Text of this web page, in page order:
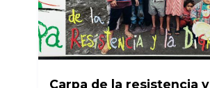
Carpa de la resistencia y